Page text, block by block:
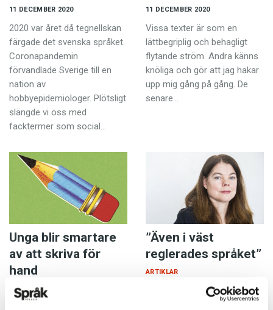
11 DECEMBER 2020
2020 var året då tegnellskan
färgade det svenska språket.
Coronapandemin
förvandlade Sverige till en
nation av
hobbyepidemiologer. Plötsligt
slängde vi oss med
facktermer som social…
11 DECEMBER 2020
Vissa texter är som en
lättbegriplig och behagligt
flytande ström. Andra känns
knöliga och gör att jag hakar
upp mig gång på gång. De
senare…
Unga blir smartare
av att skriva för
hand
11 DECEMBER 2020
”Även i väst
reglerades språket”
11 DECEMBER 2020
ARTIKLAR
Den 3 oktober 2020 firade